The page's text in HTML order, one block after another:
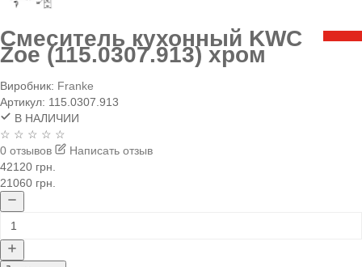
Смеситель кухонный KWC
Zoe (115.0307.913) хром
Виробник: Franke
Артикул: 115.0307.913
В НАЛИЧИИ
☆ ☆ ☆ ☆ ☆
0 отзывов
Написать отзыв
42120 грн.
21060 грн.